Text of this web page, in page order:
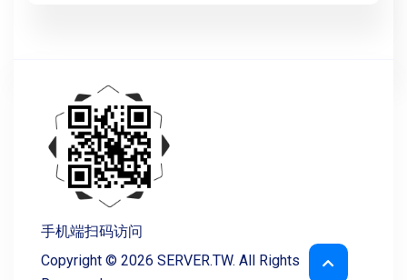
Satış Ortaklığı
İletişim
手机端扫码访问
Copyright © 2026 SERVER.TW. All Rights